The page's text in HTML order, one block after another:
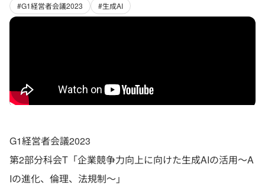
#G1経営者会議2023 #生成AI
G1経営者会議2023
第2部分科会T「企業競争力向上に向けた生成AIの活用～A
Iの進化、倫理、法規制～」